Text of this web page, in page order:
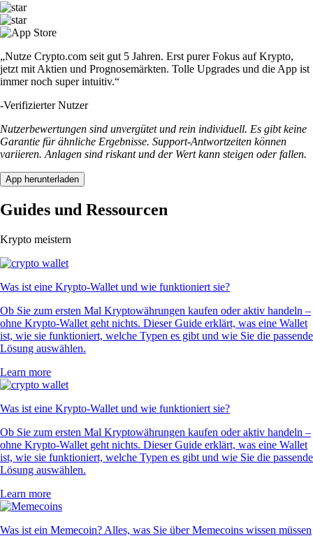
„Nutze Crypto.com seit gut 5 Jahren. Erst purer Fokus auf Krypto,
jetzt mit Aktien und Prognosemärkten. Tolle Upgrades und die App ist
immer noch super intuitiv.“
-Verifizierter Nutzer
Nutzerbewertungen sind unvergütet und rein individuell. Es gibt keine
Garantie für ähnliche Ergebnisse. Support-Antwortzeiten können
variieren. Anlagen sind riskant und der Wert kann steigen oder fallen.
App herunterladen
Guides und Ressourcen
Krypto meistern
Was ist eine Krypto-Wallet und wie funktioniert sie?
Ob Sie zum ersten Mal Kryptowährungen kaufen oder aktiv handeln –
ohne Krypto-Wallet geht nichts. Dieser Guide erklärt, was eine Wallet
ist, wie sie funktioniert, welche Typen es gibt und wie Sie die passende
Lösung auswählen.
Learn more
Was ist eine Krypto-Wallet und wie funktioniert sie?
Ob Sie zum ersten Mal Kryptowährungen kaufen oder aktiv handeln –
ohne Krypto-Wallet geht nichts. Dieser Guide erklärt, was eine Wallet
ist, wie sie funktioniert, welche Typen es gibt und wie Sie die passende
Lösung auswählen.
Learn more
Was ist ein Memecoin? Alles, was Sie über Memecoins wissen müssen